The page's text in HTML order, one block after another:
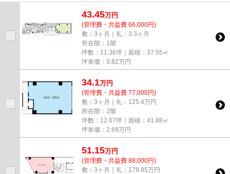
尚、弊社ではおとり広告は一切...
43.45万円
(管理費・共益費 66,000円)
敷：3ヶ月｜礼：3.3ヶ月
所在階：1階
坪数：11.36坪｜面積：37.55㎡
坪単価： 3.82万円
34.1万円
(管理費・共益費 77,000円)
敷：3ヶ月｜礼：125.4万円
所在階：2階
坪数：12.67坪｜面積：41.88㎡
坪単価： 2.69万円
51.15万円
(管理費・共益費 88,000円)
敷：3ヶ月｜礼：179.85万円